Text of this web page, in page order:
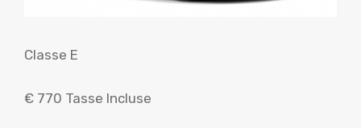
Classe E
€ 770 Tasse Incluse